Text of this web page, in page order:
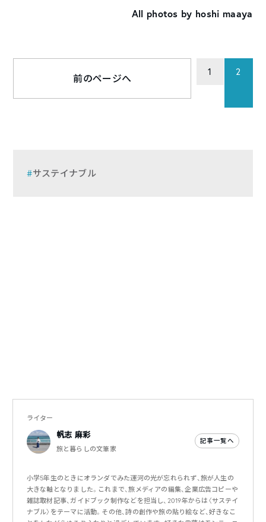
All photos by hoshi maaya
前のページへ
1 2
サステイナブル
ライター
帆志 麻彩
旅と暮らしの文筆家
記事一覧へ
小学5年生のときにオランダでみた運河の光が忘れられず、旅が人生の
大きな軸となりました。これまで、旅メディアの編集、企業広告コピーや
雑誌取材記事、ガイドブック制作などを担当し、2019年からは〈サステイ
ナブル〉をテーマに活動。その他、詩の創作や旅の貼り絵など、好きなこ